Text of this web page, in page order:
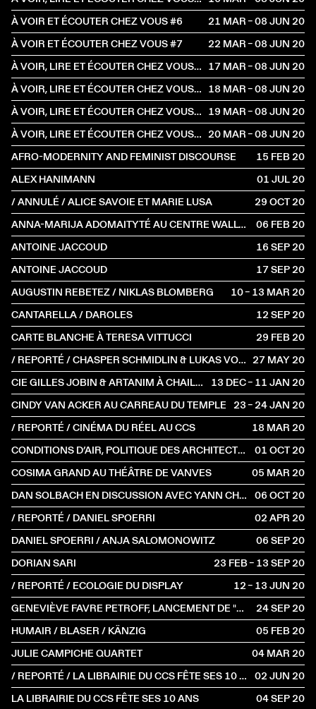
À VOIR ET ÉCOUTER CHEZ VOUS #6
21 MAR – 08 JUN2020
À VOIR ET ÉCOUTER CHEZ VOUS #7
22 MAR – 08 JUN2020
À VOIR, LIRE ET ÉCOUTER CHEZ VOUS #2 17 MAR – 08 JUN2020
À VOIR, LIRE ET ÉCOUTER CHEZ VOUS #3 18 MAR – 08 JUN2020
À VOIR, LIRE ET ÉCOUTER CHEZ VOUS #4 19 MAR – 08 JUN2020
À VOIR, LIRE ET ÉCOUTER CHEZ VOUS #5 20 MAR – 08 JUN2020
AFRO-MODERNITY AND FEMINIST DISCOURSE
15 FEB2020
ALEX HANIMANN
01 JUL2020
/ ANNULÉ / ALICE SAVOIE ET MARIE LUSA
29 OCT2020
ANNA-MARIJA ADOMAITYTÉ AU CENTRE WALLONIE-BRUXELLES
06 FEB2020
ANTOINE JACCOUD
16 SEP2020
ANTOINE JACCOUD
17 SEP2020
AUGUSTIN REBETEZ / NIKLAS BLOMBERG
10 – 13 MAR2020
CANTARELLA / DAROLES
12 SEP2020
CARTE BLANCHE À TERESA VITTUCCI
29 FEB2020
/ REPORTÉ / CHASPER SCHMIDLIN & LUKAS VOELLMY 27 MAY2020
CIE GILLES JOBIN & ARTANIM À CHAILLOT - THÉÂTRE NATIONAL DE LA DANSE
13 DEC – 11 JAN2020
CINDY VAN ACKER AU CARREAU DU TEMPLE 23 – 24 JAN2020
/ REPORTÉ / CINÉMA DU RÉEL AU CCS
18 MAR2020
CONDITIONS D’AIR, POLITIQUE DES ARCHITECTURES PAR L’AMBIANCE
01 OCT2020
COSIMA GRAND AU THÉÂTRE DE VANVES
05 MAR2020
DAN SOLBACH EN DISCUSSION AVEC YANN CHATEIGNÉ
06 OCT2020
/ REPORTÉ / DANIEL SPOERRI
02 APR2020
DANIEL SPOERRI / ANJA SALOMONOWITZ
06 SEP2020
DORIAN SARI
23 FEB – 13 SEP2020
/ REPORTÉ / ECOLOGIE DU DISPLAY
12 – 13 JUN2020
GENEVIÈVE FAVRE PETROFF, LANCEMENT DE "MAKECOSMOS"
24 SEP2020
HUMAIR / BLASER / KÄNZIG
05 FEB2020
JULIE CAMPICHE QUARTET
04 MAR2020
/ REPORTÉ / LA LIBRAIRIE DU CCS FÊTE SES 10 ANS
02 JUN2020
LA LIBRAIRIE DU CCS FÊTE SES 10 ANS
04 SEP2020